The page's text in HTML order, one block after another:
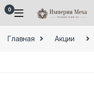
Skip to navigation
Skip to content
0
Главная Акции